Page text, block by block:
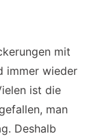
mit
immer wieder
ist die
man
Deshalb